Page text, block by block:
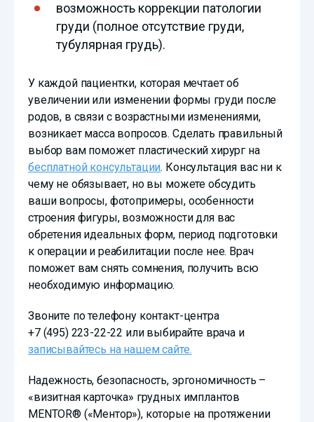
возможность коррекции патологии
груди (полное отсутствие груди,
тубулярная грудь).
У каждой пациентки, которая мечтает об
увеличении или изменении формы груди после
родов, в связи с возрастными изменениями,
возникает масса вопросов. Сделать правильный
выбор вам поможет пластический хирург на
бесплатной консультации. Консультация вас ни к
чему не обязывает, но вы можете обсудить
ваши вопросы, фотопримеры, особенности
строения фигуры, возможности для вас
обретения идеальных форм, период подготовки
к операции и реабилитации после нее. Врач
поможет вам снять сомнения, получить всю
необходимую информацию.
Звоните по телефону контакт-центра
+7 (495) 223-22-22 или выбирайте врача и
записывайтесь на нашем сайте.
Надежность, безопасность, эргономичность –
«визитная карточка» грудных имплантов
MENTOR® («Ментор»), которые на протяжении